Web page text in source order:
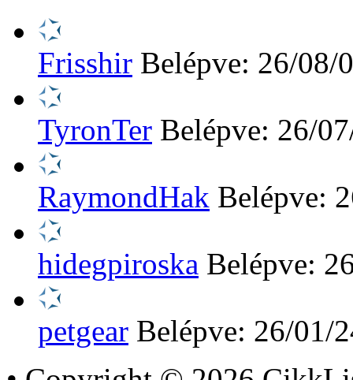
Frisshir Belépve: 26/08/
TyronTer Belépve: 26/
RaymondHak Belépve:
hidegpiroska Belépve:
petgear Belépve: 26/01/